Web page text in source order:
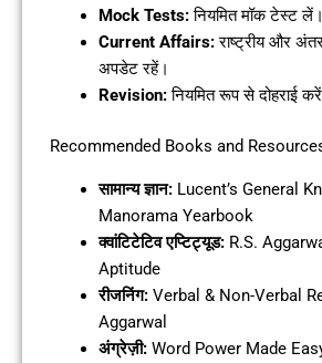
Mock Tests:नियमित मॉक टेस्ट लें।
Current Affairs:राष्ट्रीय और
अपडेट रहें।
Revision:नियमित रूप से दोहराई
Recommended Books and
सामान्य ज्ञान:Lucent’s General
Manorama Yearbook
क्वांटिटेटिव एप्टिट्यूड:R.S.
Aptitude
रीजनिंग:Verbal & Non-Verbal
Aggarwal
अंग्रेज़ी:Word Power Made